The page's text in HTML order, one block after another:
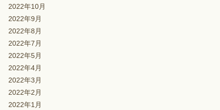
2022年10月
2022年9月
2022年8月
2022年7月
2022年5月
2022年4月
2022年3月
2022年2月
2022年1月